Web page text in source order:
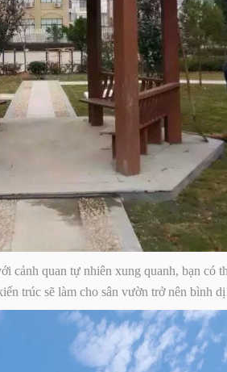
cảnh quan tự nhiên xung quanh, bạn có
trúc sẽ làm cho sân vườn trở nên bình